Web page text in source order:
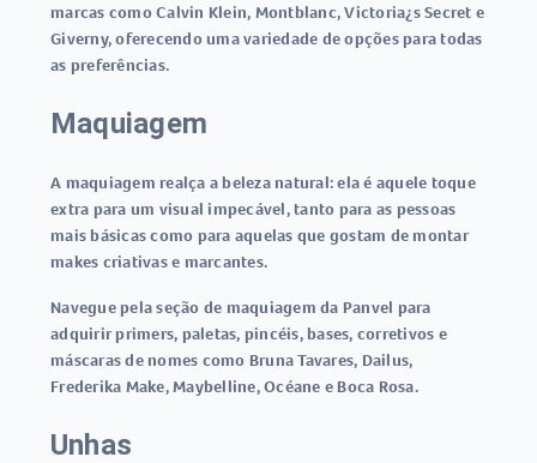
marcas como Calvin Klein, Montblanc, Victoria¿s Secret e
Giverny, oferecendo uma variedade de opções para todas
as preferências.
Maquiagem
A maquiagem realça a beleza natural: ela é aquele toque
extra para um visual impecável, tanto para as pessoas
mais básicas como para aquelas que gostam de montar
makes criativas e marcantes.
Navegue pela seção de maquiagem da Panvel para
adquirir primers, paletas, pincéis, bases, corretivos e
máscaras de nomes como Bruna Tavares, Dailus,
Frederika Make, Maybelline, Océane e Boca Rosa.
Unhas